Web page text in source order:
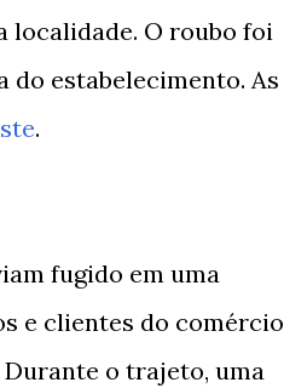
localidade. O roubo foi
do estabelecimento. As
.
fugido em uma
e clientes do comércio
o trajeto, uma